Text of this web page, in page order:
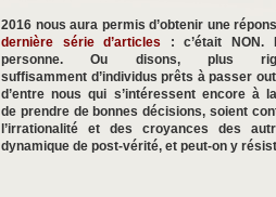
2016 nous aura permis d’obtenir une
dernière série d’articles : c’était NON.
personne. Ou disons, plus
suffisamment d’individus prêts à passer
d’entre nous qui s’intéressent encore à
de prendre de bonnes décisions, soient
l’irrationalité et des croyances des
dynamique de post-vérité, et peut-on y